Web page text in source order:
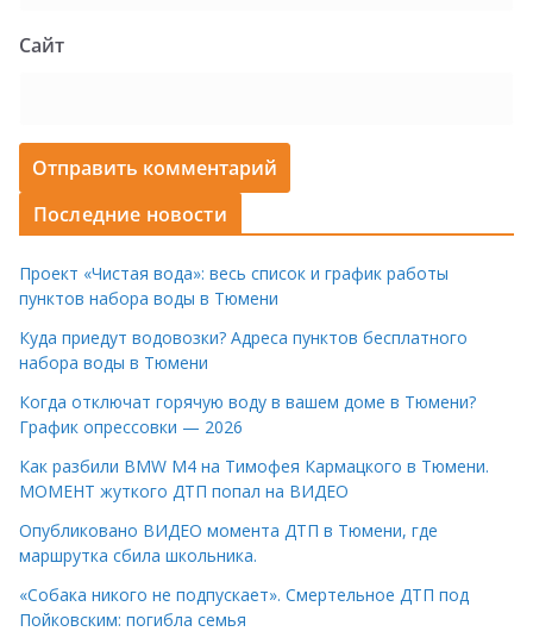
Сайт
Последние новости
Проект «Чистая вода»: весь список и график работы
пунктов набора воды в Тюмени
Куда приедут водовозки? Адреса пунктов бесплатного
набора воды в Тюмени
Когда отключат горячую воду в вашем доме в Тюмени?
График опрессовки — 2026
Как разбили BMW M4 на Тимофея Кармацкого в Тюмени.
МОМЕНТ жуткого ДТП попал на ВИДЕО
Опубликовано ВИДЕО момента ДТП в Тюмени, где
маршрутка сбила школьника.
«Собака никого не подпускает». Смертельное ДТП под
Пойковским: погибла семья